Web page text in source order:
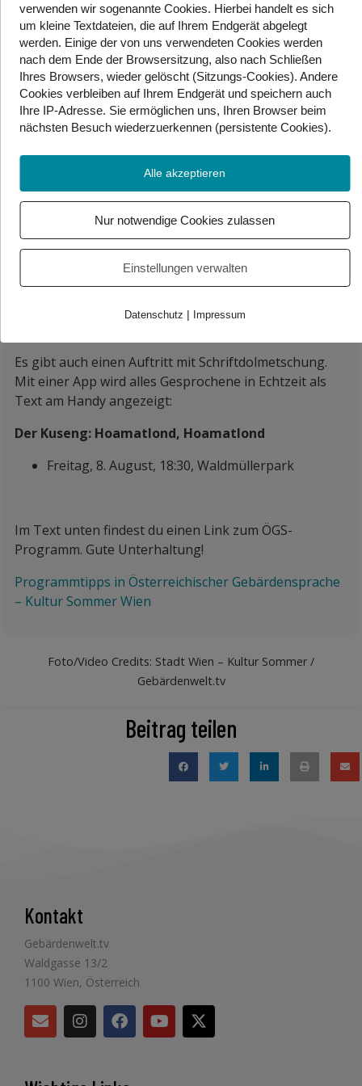
ANDYMAN: Urlaub
Samstag, 2. August, 18:30, Waldmüllerpark
Das Wienerlied-Konzert von ANDYMAN wird in
Kooperation mit WITAF in ÖGS übersetzt.
Cordoba78
Donnerstag, 7. August, 20:00, Atzgersdorf
Die Vorarlberger-Band tritt gemeinsam mit
Gruppe beschreibt das Konzert als „musikalische
Es gibt auch einen Auftritt mit Schriftdolmetschung.
Mit einer App wird alles Gesprochene in Echtzeit als
Text am Handy angezeigt:
Der Kuseng: Hoamatlond, Hoamatlond
Freitag, 8. August, 18:30, Waldmüllerpark
Im Text unten findest du einen Link zum ÖGS-
Programm. Gute Unterhaltung!
Programmtipps in Österreichischer Gebärdensprache
– Kultur Sommer Wien
Foto/Video Credits: Stadt Wien – Kultur Sommer /
Gebärdenwelt.tv
Beitrag teilen
Kontakt
Gebärdenwelt.tv
Waldgasse 13/2
1100 Wien, Österreich
verwenden wir sogenannte Cookies. Hierbei handelt es sich
um kleine Textdateien, die auf Ihrem Endgerät abgelegt
werden. Einige der von uns verwendeten Cookies werden
nach dem Ende der Browsersitzung, also nach Schließen
Ihres Browsers, wieder gelöscht (Sitzungs-Cookies). Andere
Cookies verbleiben auf Ihrem Endgerät und speichern auch
Ihre IP-Adresse. Sie ermöglichen uns, Ihren Browser beim
nächsten Besuch wiederzuerkennen (persistente Cookies).
Alle akzeptieren
Nur notwendige Cookies zulassen
Einstellungen verwalten
Datenschutz | Impressum